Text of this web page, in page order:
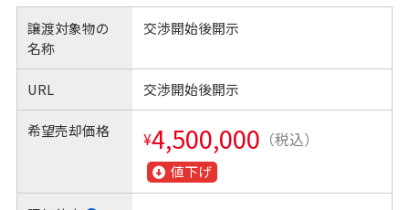
譲渡対象物の
名称
交渉開始後開示
URL 交渉開始後開示
希望売却価格 ¥4,500,000 （税込）
値下げ